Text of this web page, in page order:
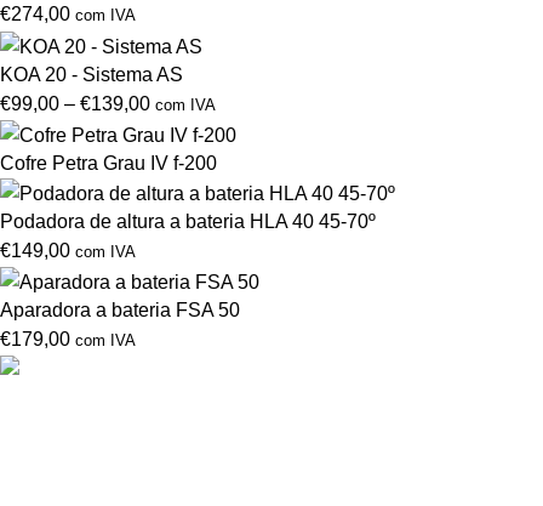
€274,00 com IVA
KOA 20 - Sistema AS
€99,00 – €139,00 com IVA
Cofre Petra Grau IV f-200
Podadora de altura a bateria HLA 40 45-70º
€149,00 com IVA
Aparadora a bateria FSA 50
€179,00 com IVA